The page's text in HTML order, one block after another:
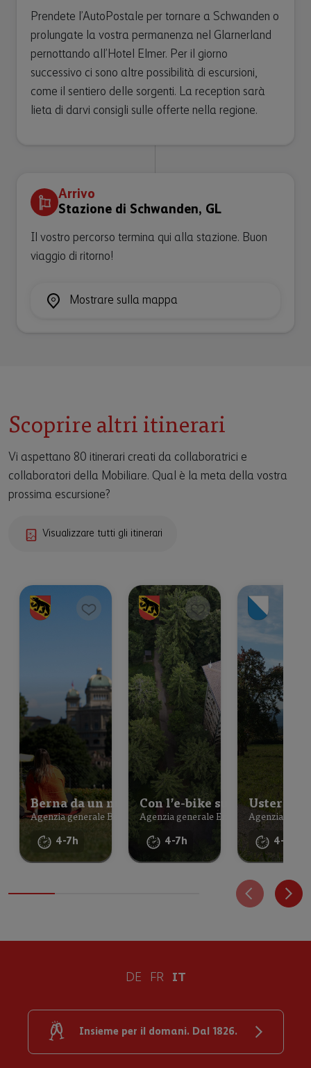
Prendete l’AutoPostale per tornare a Schwanden o
prolungate la vostra permanenza nel Glarnerland
pernottando all’Hotel Elmer. Per il giorno
successivo ci sono altre possibilità di escursioni,
come il sentiero delle sorgenti. La reception sarà
lieta di darvi consigli sulle offerte nella regione.
Arrivo
Stazione di Schwanden, GL
Il vostro percorso termina qui alla stazione. Buon
viaggio di ritorno!
Mostrare sulla mappa
Scoprire altri itinerari
Vi aspettano 80 itinerari creati da collaboratrici e
collaboratori della Mobiliare. Qual è la meta della vostra
prossima escursione?
Visualizzare tutti gli itinerari
Berna da un nuovo punto di vista
Agenzia generale Berna-città
4-7h
Con l’e-bike sulle colline
Agenzia generale Emmental
4-7h
Uster a
Agenzia
4-7h
DE FR IT
Insieme per il domani. Dal 1826.